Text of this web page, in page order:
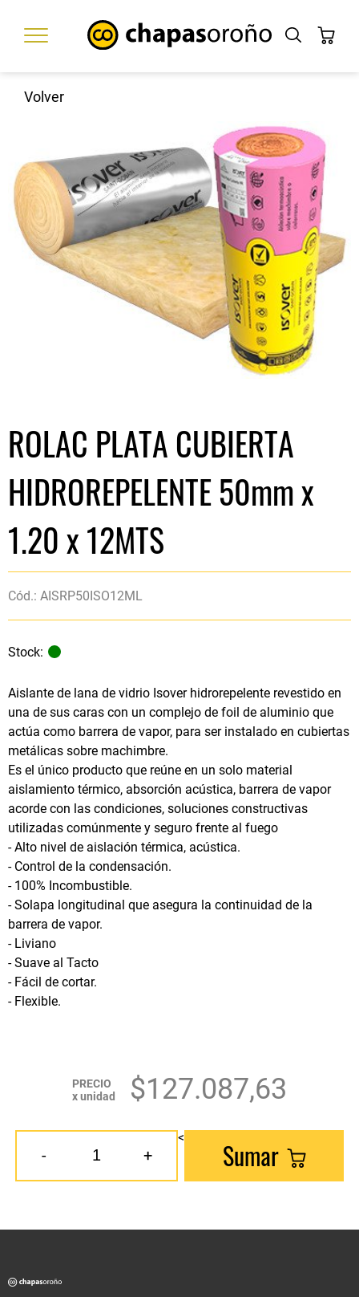
Volver
ROLAC PLATA CUBIERTA
HIDROREPELENTE 50mm x
1.20 x 12MTS
Cód.: AISRP50ISO12ML
Stock:
Aislante de lana de vidrio Isover hidrorepelente revestido en
una de sus caras con un complejo de foil de aluminio que
actúa como barrera de vapor, para ser instalado en cubiertas
metálicas sobre machimbre.
Es el único producto que reúne en un solo material
aislamiento térmico, absorción acústica, barrera de vapor
acorde con las condiciones, soluciones constructivas
utilizadas comúnmente y seguro frente al fuego
- Alto nivel de aislación térmica, acústica.
- Control de la condensación.
- 100% Incombustible.
- Solapa longitudinal que asegura la continuidad de la
barrera de vapor.
- Liviano
- Suave al Tacto
- Fácil de cortar.
- Flexible.
PRECIO
x unidad
$127.087,63
- +
< Sumar